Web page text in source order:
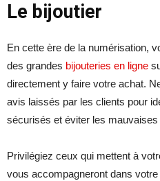
Le bijoutier
En cette ère de la numérisation,
des grandes bijouteries en ligne
directement y faire votre achat.
avis laissés par les clients pour
sécurisés et éviter les
Privilégiez ceux qui mettent à
vous accompagneront dans